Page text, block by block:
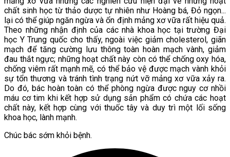
chất sinh học từ thảo dược tự nhiên như Hoàng bá, Đỏ ngọn...
lại có thể giúp ngăn ngừa và ổn định mảng xơ vữa rất hiệu quả.
Theo những nhận định của các nhà khoa học tại trường Đại
học Y Trung quốc cho thấy, ngoài việc giảm cholesterol, giãn
mạch để tăng cường lưu thông toàn hoàn mạch vành, giảm
đau thắt ngực; những hoạt chất này còn có thể chống oxy hóa,
chống viêm rất mạnh mẽ, có thể bảo vệ được mạch vành khỏi
sự tổn thương và tránh tình trạng nứt vỡ mảng xơ vữa xảy ra.
Do đó, bác hoàn toàn có thể phòng ngừa được nguy cơ nhồi
máu cơ tim khi kết hợp sử dụng sản phẩm có chứa các hoạt
chất này, kết hợp cùng với thuốc tây và duy trì một lối sống
khoa học, lành mạnh.
Chúc bác sớm khỏi bệnh.